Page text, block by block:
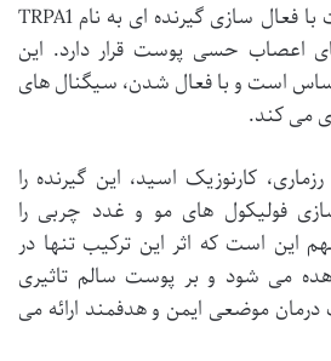
اثر رزماری بر ترمیم پوست با فعال سازی گیرنده ای به نام TRPA1
اعصاب حسی پوست قرار دارد. این
است و با فعال شدن، سیگنال های
می کند.
کارنوزیک اسید، این گیرنده را
فولیکول های مو و غدد چربی را
این است که اثر این ترکیب تنها در
می شود و بر پوست سالم تاثیری
درمان موضعی ایمن و هدفمند ارائه می